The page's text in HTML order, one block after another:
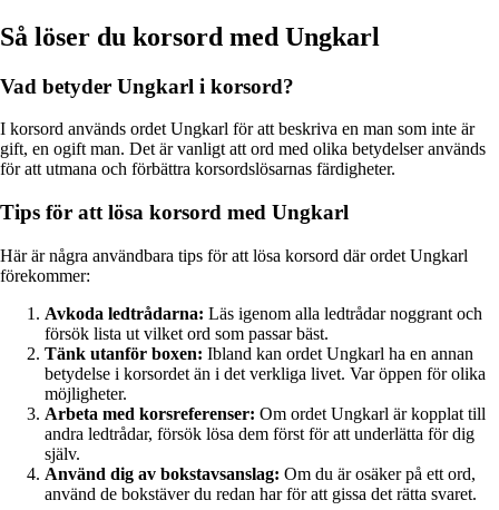
Så löser du korsord med Ungkarl
Vad betyder Ungkarl i korsord?
I korsord används ordet Ungkarl för att beskriva en man som inte är
gift, en ogift man. Det är vanligt att ord med olika betydelser används
för att utmana och förbättra korsordslösarnas färdigheter.
Tips för att lösa korsord med Ungkarl
Här är några användbara tips för att lösa korsord där ordet Ungkarl
förekommer:
Avkoda ledtrådarna: Läs igenom alla ledtrådar noggrant och
försök lista ut vilket ord som passar bäst.
Tänk utanför boxen: Ibland kan ordet Ungkarl ha en annan
betydelse i korsordet än i det verkliga livet. Var öppen för olika
möjligheter.
Arbeta med korsreferenser: Om ordet Ungkarl är kopplat till
andra ledtrådar, försök lösa dem först för att underlätta för dig
själv.
Använd dig av bokstavsanslag: Om du är osäker på ett ord,
använd de bokstäver du redan har för att gissa det rätta svaret.